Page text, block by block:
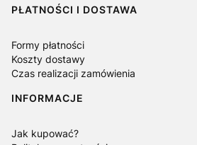
PŁATNOŚCI I DOSTAWA
Formy płatności
Koszty dostawy
Czas realizacji zamówienia
INFORMACJE
Jak kupować?